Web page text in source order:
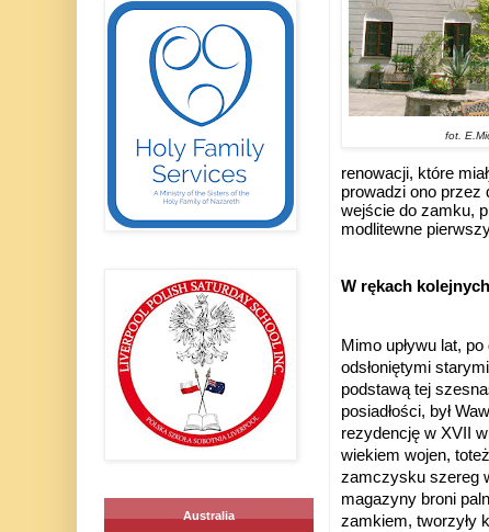
fot. E.
renowacji, które
prowadzi ono przez
wejście do zamku,
modlitewne
W rękach
Mimo upływu lat,
odsłoniętymi
podstawą tej
posiadłości, był
rezydencję w XVII
wiekiem wojen,
zamczysku szereg
magazyny broni
zamkiem, tworzyły
Australia